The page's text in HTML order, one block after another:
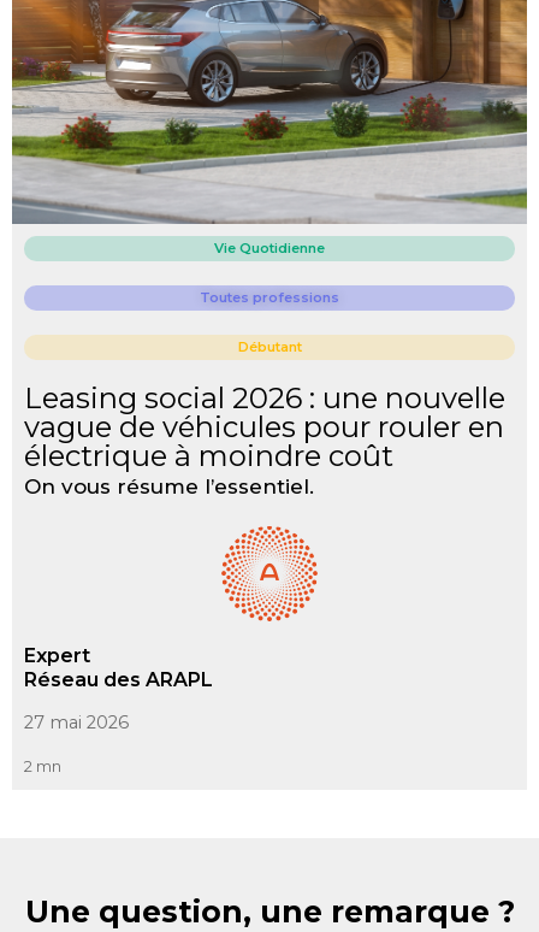
Vie Quotidienne
Toutes professions
Débutant
Leasing social 2026 : une nouvelle
vague de véhicules pour rouler en
électrique à moindre coût
On vous résume l’essentiel.
Expert
Réseau des ARAPL
27 mai 2026
2 mn
Une question, une remarque ?